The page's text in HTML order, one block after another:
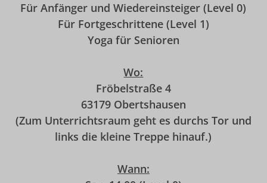
Für Anfänger und Wiedereinsteiger (Level 0)
Für Fortgeschrittene (Level 1)
Yoga für Senioren
Wo:
Fröbelstraße 4
63179 Obertshausen
(Zum Unterrichtsraum geht es durchs Tor und
links die kleine Treppe hinauf.)
Wann: